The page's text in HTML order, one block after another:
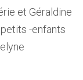
et Géraldine
-enfants